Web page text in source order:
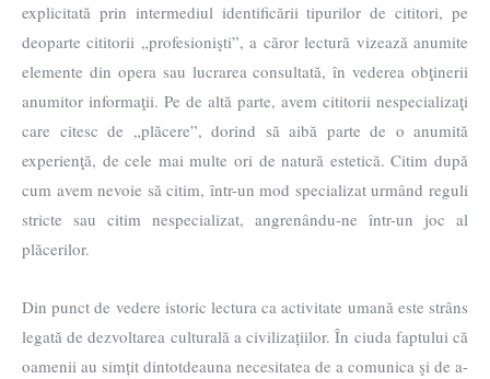
explicitată prin intermediul identificării tipurilor de cititori, pe
deoparte cititorii „profesionişti”, a căror lectură vizează anumite
elemente din opera sau lucrarea consultată, în vederea obţinerii
anumitor informaţii. Pe de altă parte, avem cititorii nespecializaţi
care citesc de „plăcere”, dorind să aibă parte de o anumită
experienţă, de cele mai multe ori de natură estetică. Citim după
cum avem nevoie să citim, într-un mod specializat urmând reguli
stricte sau citim nespecializat, angrenându-ne într-un joc al
plăcerilor.
Din punct de vedere istoric lectura ca activitate umană este strâns
legată de dezvoltarea culturală a civilizațiilor. În ciuda faptului că
oamenii au simțit dintotdeauna necesitatea de a comunica şi de a-